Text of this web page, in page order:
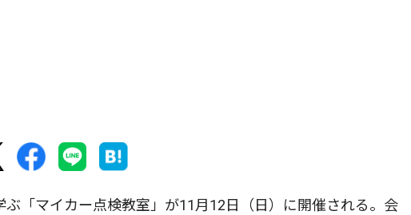
「マイカー点検教室」が11月12日（日）に開催される。会